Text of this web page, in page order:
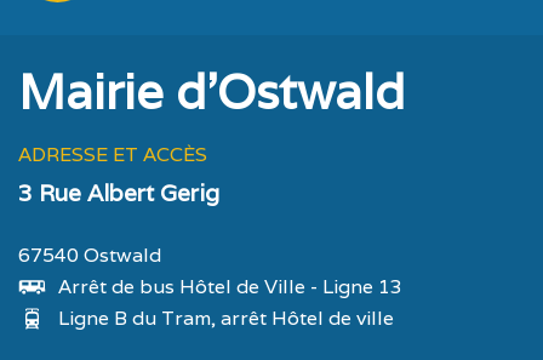
Mairie d'Ostwald
ADRESSE ET ACCÈS
3 Rue Albert Gerig
67540 Ostwald
Arrêt de bus Hôtel de Ville - Ligne 13
Ligne B du Tram, arrêt Hôtel de ville